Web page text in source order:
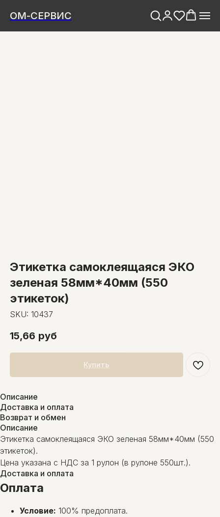
ОМ-СЕРВИС
Этикетка самоклеящаяся ЭКО
зеленая 58мм*40мм (550
этикеток)
SKU: 10437
15,66 руб
Купить
Описание
Доставка и оплата
Возврат и обмен
Описание
Этикетка самоклеящаяся ЭКО зеленая 58мм*40мм (550
этикеток).
Цена указана с НДС за 1 рулон (в рулоне 550шт.).
Доставка и оплата
Оплата
Условие: 100% предоплата.